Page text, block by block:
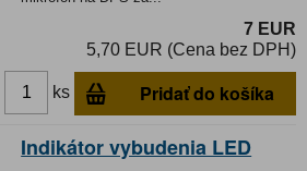
7 EUR
5,70 EUR (Cena bez DPH)
ks Pridať do košíka
Indikátor vybudenia LED